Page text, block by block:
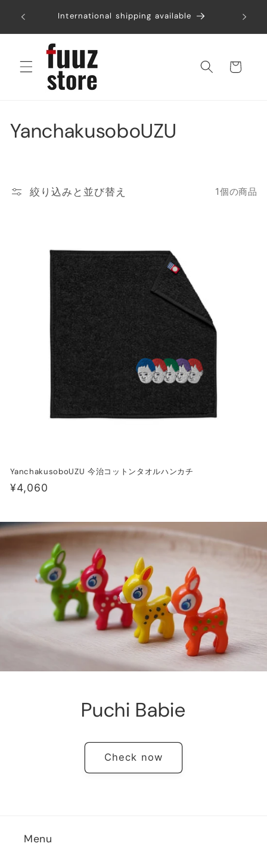
ンツに
International shipping available 税込み
ー
コ
シ
YanchakusoboUZU
絞り込みと並び替え 1個の商品
YanchakusoboUZU 今治コットンタオルハンカチ
通
格
¥4,060
Puchi Babie
Check now
Menu